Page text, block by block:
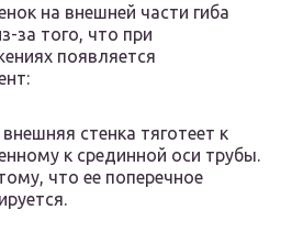
на внешней части гиба
за того, что при
появляется
стенка тяготеет к
к срединной оси трубы.
что ее поперечное